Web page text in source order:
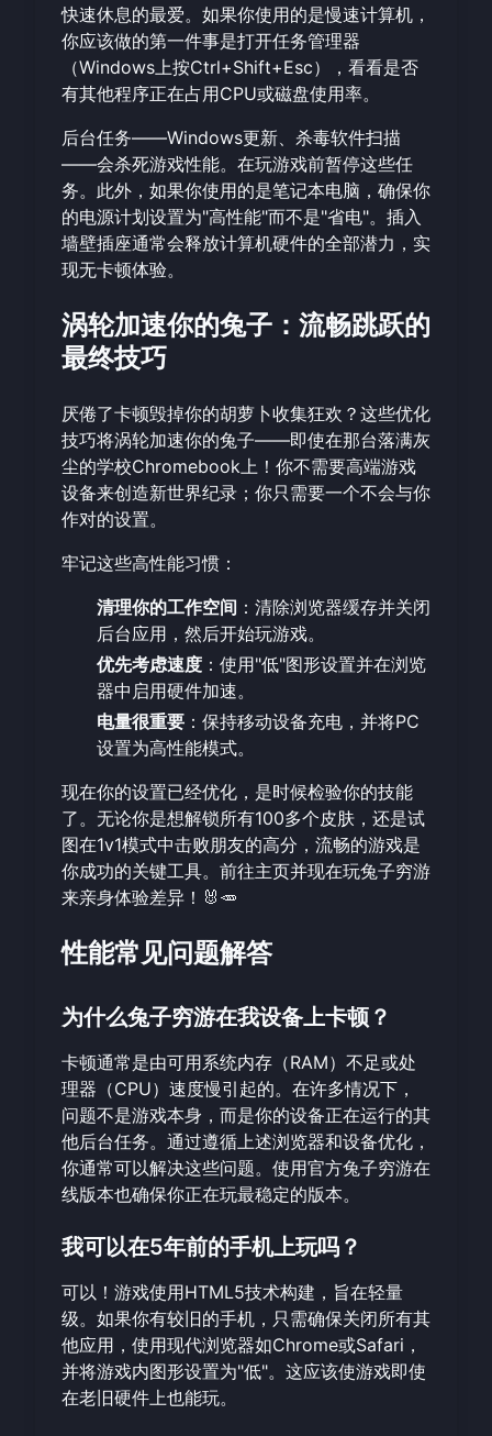
快速休息的最爱。如果你使用的是慢速计算机，
你应该做的第一件事是打开任务管理器
（Windows上按Ctrl+Shift+Esc），看看是否
有其他程序正在占用CPU或磁盘使用率。
后台任务——Windows更新、杀毒软件扫描
——会杀死游戏性能。在玩游戏前暂停这些任
务。此外，如果你使用的是笔记本电脑，确保你
的电源计划设置为"高性能"而不是"省电"。插入
墙壁插座通常会释放计算机硬件的全部潜力，实
现无卡顿体验。
涡轮加速你的兔子：流畅跳跃的
最终技巧
厌倦了卡顿毁掉你的胡萝卜收集狂欢？这些优化
技巧将涡轮加速你的兔子——即使在那台落满灰
尘的学校Chromebook上！你不需要高端游戏
设备来创造新世界纪录；你只需要一个不会与你
作对的设置。
牢记这些高性能习惯：
清理你的工作空间 ：清除浏览器缓存并关闭
后台应用，然后开始玩游戏。
优先考虑速度 ：使用"低"图形设置并在浏览
器中启用硬件加速。
电量很重要 ：保持移动设备充电，并将PC
设置为高性能模式。
现在你的设置已经优化，是时候检验你的技能
了。无论你是想解锁所有100多个皮肤，还是试
图在1v1模式中击败朋友的高分，流畅的游戏是
你成功的关键工具。前往主页并现在玩兔子穷游
来亲身体验差异！🐰🥕
性能常见问题解答
为什么兔子穷游在我设备上卡顿？
卡顿通常是由可用系统内存（RAM）不足或处
理器（CPU）速度慢引起的。在许多情况下，
问题不是游戏本身，而是你的设备正在运行的其
他后台任务。通过遵循上述浏览器和设备优化，
你通常可以解决这些问题。使用官方兔子穷游在
线版本也确保你正在玩最稳定的版本。
我可以在5年前的手机上玩吗？
可以！游戏使用HTML5技术构建，旨在轻量
级。如果你有较旧的手机，只需确保关闭所有其
他应用，使用现代浏览器如Chrome或Safari，
并将游戏内图形设置为"低"。这应该使游戏即使
在老旧硬件上也能玩。